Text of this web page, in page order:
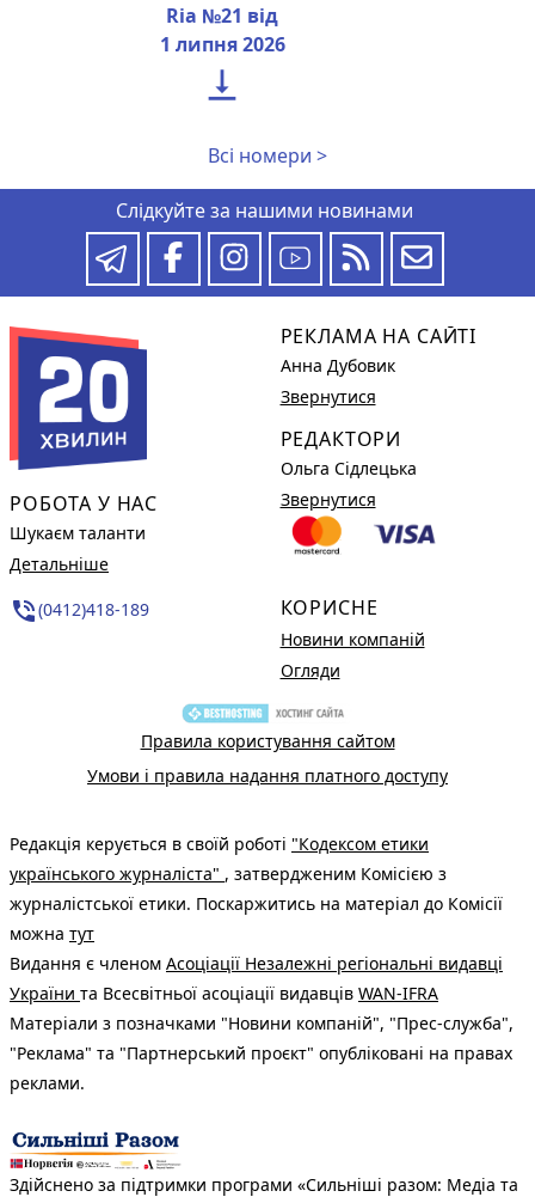
Ria №21 від
1 липня 2026

Всі номери >
Слідкуйте за нашими новинами
РОБОТА У НАС
Шукаєм таланти
Детальніше
phone_in_talk(0412)418-189
РЕКЛАМА НА САЙТІ
Анна Дубовик
Звернутися
РЕДАКТОРИ
Ольга Сідлецька
Звернутися
КОРИСНЕ
Новини компаній
Огляди
Правила користування сайтом
Умови і правила надання платного доступу
Редакція керується в своїй роботі "Кодексом етики
українського журналіста" , затвердженим Комісією з
журналістської етики. Поскаржитись на матеріал до Комісії
можна тут
Видання є членом Асоціації Незалежні регіональні видавці
України та Всесвітньої асоціації видавців WAN-IFRA
Матеріали з позначками "Новини компаній", "Прес-служба",
"Реклама" та "Партнерський проєкт" опубліковані на правах
реклами.
Здійснено за підтримки програми «Сильніші разом: Медіа та